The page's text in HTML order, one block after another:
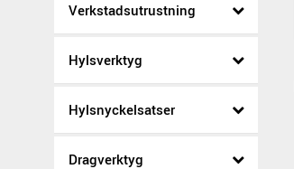
Verkstadsutrustning
Hylsverktyg
Hylsnyckelsatser
Dragverktyg